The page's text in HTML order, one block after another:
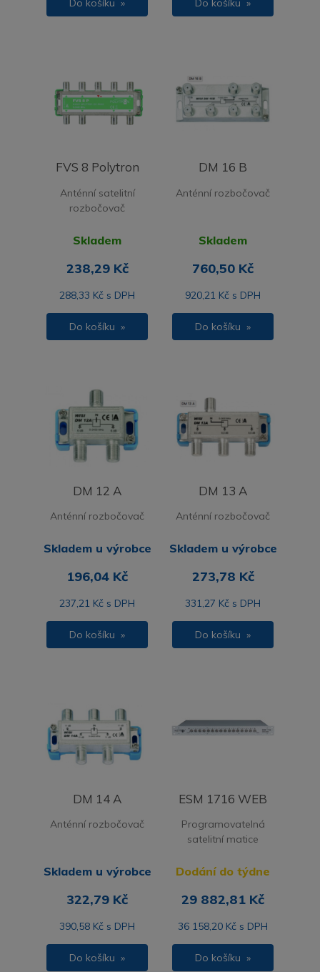
Do košíku » Do košíku »
FVS 8 Polytron
Anténní satelitní
rozbočovač
Skladem
238,29 Kč
288,33 Kč s DPH
Do košíku »
DM 16 B
Anténní rozbočovač
Skladem
760,50 Kč
920,21 Kč s DPH
Do košíku »
DM 12 A
Anténní rozbočovač
Skladem u výrobce
196,04 Kč
237,21 Kč s DPH
Do košíku »
DM 13 A
Anténní rozbočovač
Skladem u výrobce
273,78 Kč
331,27 Kč s DPH
Do košíku »
DM 14 A
Anténní rozbočovač
Skladem u výrobce
322,79 Kč
390,58 Kč s DPH
Do košíku »
ESM 1716 WEB
Programovatelná
satelitní matice
Dodání do týdne
29 882,81 Kč
36 158,20 Kč s DPH
Do košíku »